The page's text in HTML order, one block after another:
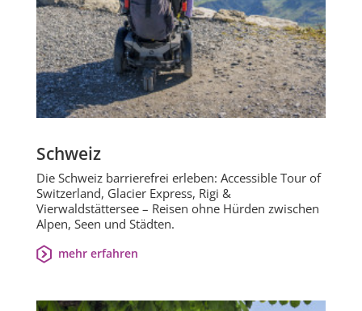
Schweiz
Die Schweiz barrierefrei erleben: Accessible Tour of
Switzerland, Glacier Express, Rigi &
Vierwaldstättersee – Reisen ohne Hürden zwischen
Alpen, Seen und Städten.
mehr erfahren